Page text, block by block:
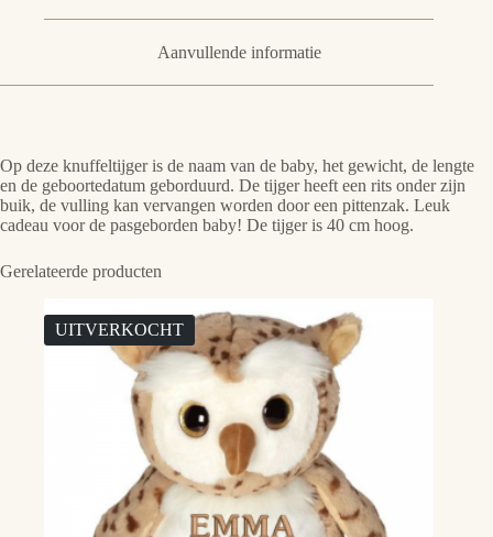
Aanvullende informatie
Op deze knuffeltijger is de naam van de baby, het gewicht, de lengte
en de geboortedatum geborduurd. De tijger heeft een rits onder zijn
buik, de vulling kan vervangen worden door een pittenzak. Leuk
cadeau voor de pasgeborden baby! De tijger is 40 cm hoog.
Gerelateerde producten
UITVERKOCHT